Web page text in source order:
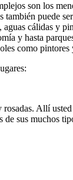
son los
puede
cálidas y
y hasta
como pintores
Allí
sus muchos